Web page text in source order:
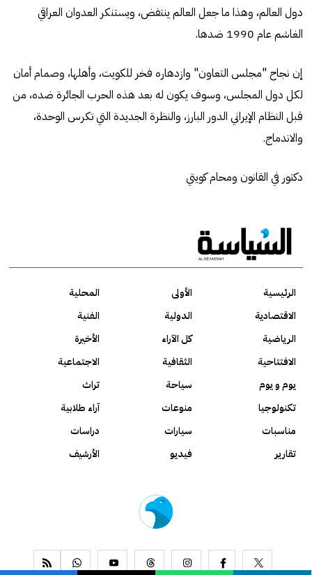
دول العالم، وهذا ما جعل العالم ينتفض، ويستنكر العدوان العراقي
الغاشم عام 1990 ضدها.
إن نجاح "مجلس التعاون" وازدهاره فخر للكويت، وأهلها، وصمام أمان
لكل دول المجلس، وسوف يكون له بعد هذه الحرب الجائرة ضده، من
قبل النظام الإيراني الدور البارز، والنظرة الجديدة التي تكرس الوحدة،
والاندماج.
دكتور في القانون ومحام كويتي
الرئيسية الأولى
المحلية
الاقتصادية
الدولية
الفنية
الرياضية
كل الآراء
الأخيرة
الافتتاحية
الثقافية
الاجتماعية
يوم و يوم
سياحة
تراث
تكنولوجيا
منوعات
آراء طلابية
مناسبات
سيارات
دراسات
تقارير
فيديو الأرشيف